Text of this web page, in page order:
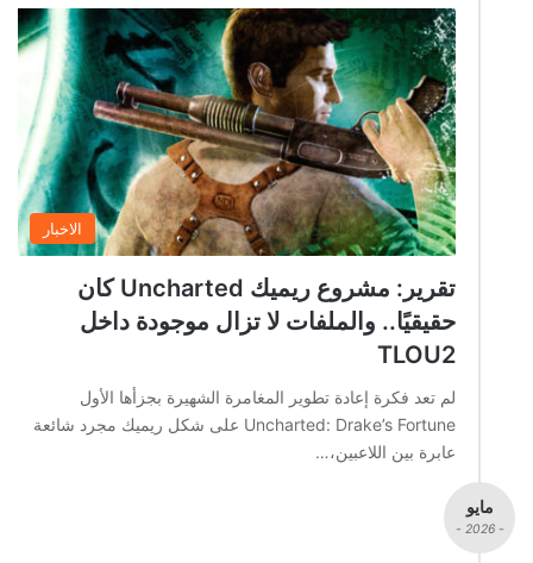
الاخبار
تقرير: مشروع ريميك Uncharted كان
حقيقيًا.. والملفات لا تزال موجودة داخل
TLOU2
لم تعد فكرة إعادة تطوير المغامرة الشهيرة بجزأها الأول
Uncharted: Drake’s Fortune على شكل ريميك مجرد شائعة
عابرة بين اللاعبين،…
مايو
- 2026 -